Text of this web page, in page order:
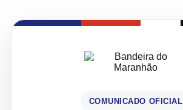
COMUNICADO OFICIAL